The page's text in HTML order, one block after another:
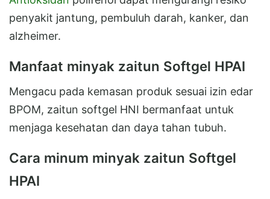
penyakit jantung, pembuluh darah, kanker, dan
alzheimer.
Manfaat minyak zaitun Softgel HPAI
Mengacu pada kemasan produk sesuai izin edar
BPOM, zaitun softgel HNI bermanfaat untuk
menjaga kesehatan dan daya tahan tubuh.
Cara minum minyak zaitun Softgel
HPAI